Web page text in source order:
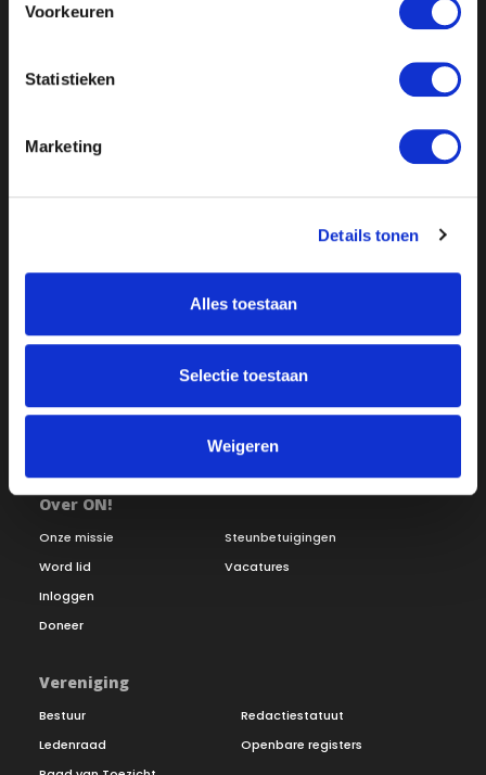
Voorkeuren
Statistieken
Marketing
Details tonen
Alles toestaan
Selectie toestaan
Weigeren
Over ON!
Onze missie
Word lid
Inloggen
Doneer
Steunbetuigingen
Vacatures
Vereniging
Bestuur
Ledenraad
Redactiestatuut
Openbare registers